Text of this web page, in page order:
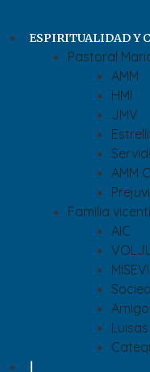
ESPIRITUALIDAD Y
Pastoral
AMM
HMI
JMV
AMM
Prejuvil
Familia
AIC
MISEVI